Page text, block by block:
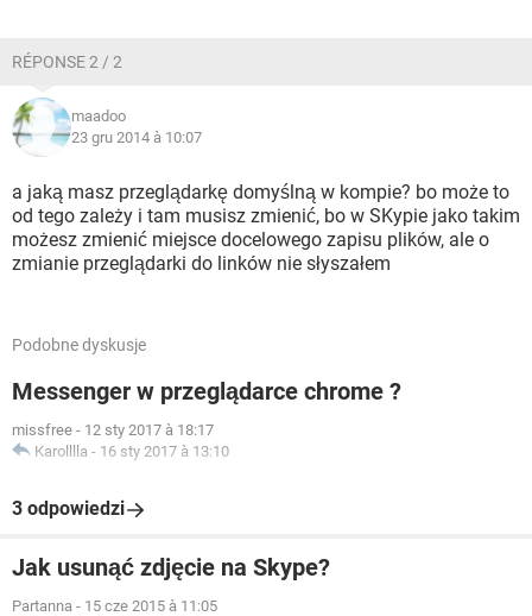
RÉPONSE 2 / 2
maadoo
23 gru 2014 à 10:07
a jaką masz przeglądarkę domyślną w kompie? bo może to
od tego zależy i tam musisz zmienić, bo w SKypie jako takim
możesz zmienić miejsce docelowego zapisu plików, ale o
zmianie przeglądarki do linków nie słyszałem
Podobne dyskusje
Messenger w przeglądarce chrome ?
missfree - 12 sty 2017 à 18:17
Karolllla - 16 sty 2017 à 13:10
3 odpowiedzi
Jak usunąć zdjęcie na Skype?
Partanna - 15 cze 2015 à 11:05